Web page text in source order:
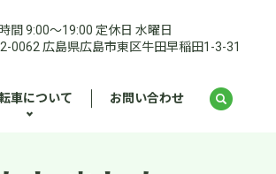
間 9:00～19:00 定休日 水曜日
0062 広島県広島市東区牛田早稲田1-3-31
車について お問い合わせ